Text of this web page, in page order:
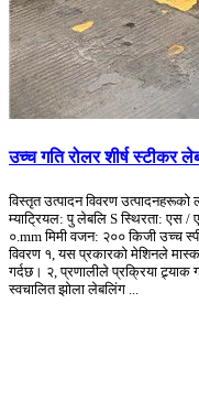
उच्च गति रोलर शीर्ष स्टीकर
विस्तृत उत्पादन विवरण उत्पादनहरूको
म्याट्रियल: पु लेबलि S स्थिरता: एस /
०.mm मिमी वजन: २०० किजी उच्च
विवरण १, यस प्रकारको मेशिनले
गर्दछ। २, प्रणालीले प्रक्रिया ट्र्याक
स्वचालित झोला लेबलिंग ...